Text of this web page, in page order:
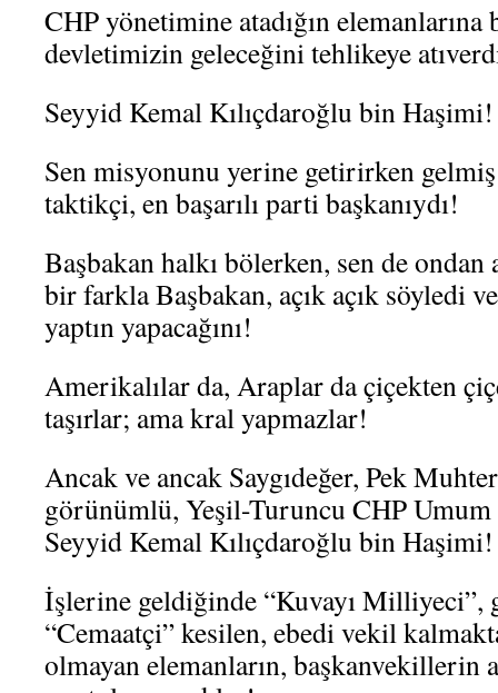
CHP yönetimine atadığın elemanlarına
devletimizin geleceğini tehlikeye
Seyyid Kemal Kılıçdaroğlu bin Haşimi!
Sen misyonunu yerine getirirken gelmiş
taktikçi, en başarılı parti başkanıydı!
Başbakan halkı bölerken, sen de ondan
bir farkla Başbakan, açık açık söyledi
yaptın yapacağını!
Amerikalılar da, Araplar da çiçekten
taşırlar; ama kral yapmazlar!
Ancak ve ancak Saygıdeğer, Pek
görünümlü, Yeşil-Turuncu CHP Umum
Seyyid Kemal Kılıçdaroğlu bin Haşimi!
İşlerine geldiğinde “Kuvayı Milliyeci”,
“Cemaatçi” kesilen, ebedi vekil
olmayan elemanların, başkanvekillerin